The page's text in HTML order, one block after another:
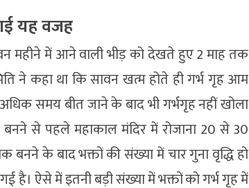
यह वजह
महीने में आने वाली भीड़ को देखते हुए 2 माह तक
ने कहा था कि सावन खत्म होते ही गर्भ गृह आम
समय बीत जाने के बाद भी गर्भगृह नहीं खोला
से पहले महाकाल मंदिर में रोजाना 20 से 30
के बाद भक्तों की संख्या में चार गुना वृद्धि हो
ऐसे में इतनी बड़ी संख्या में भक्तों को गर्भ गृह में